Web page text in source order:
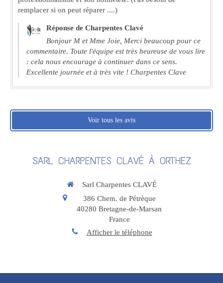
remplacer si on peut réparer ....)
Réponse de Charpentes Clavé
Bonjour M et Mme Joie, Merci beaucoup pour ce
commentaire. Toute l'équipe est très heureuse de vous lire
: cela nous encourage à continuer dans ce sens.
Excellente journée et à très vite ! Charpentes Clave
Voir tous les avis
SARL CHARPENTES CLAVÉ À ORTHEZ
Sarl Charpentes CLAVÉ
386 Chem. de Pétrèque
40280 Bretagne-de-Marsan
France
Afficher le téléphone